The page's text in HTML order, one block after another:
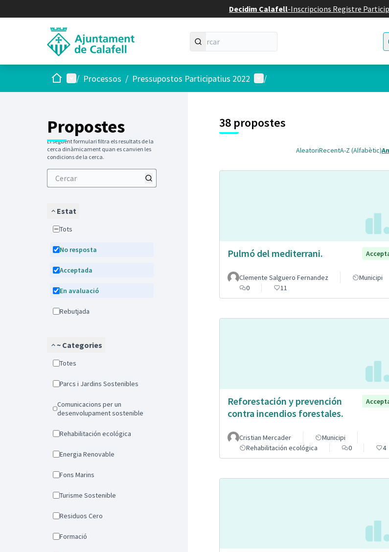
Decidim Calafell-Inscripcions Registre
Inici Menú principal
/ Processos / Pressupostos Participatius 2022 Menú d'usuari
/
Propostes
El següent formulari filtra els resultats de la
cerca dinàmicament quan es canvien les
condicions de la cerca.
Estat
Tots
No resposta
Acceptada
En avaluació
Rebutjada
~ Categories
Totes
Parcs i Jardins Sostenibles
Comunicacions per un
desenvolupament sostenible
Rehabilitación ecológica
Energia Renovable
Fons Marins
Turisme Sostenible
Residuos Cero
Formació
38 propostes
AleatoriRecentA-Z (Alfabètic)
Pulmó del mediterrani.
Clemente Salguero Fernandez
Municipi
0
11
Reforestación y prevención
contra incendios forestales.
Cristian Mercader
Municipi
Rehabilitación ecológica
0 4